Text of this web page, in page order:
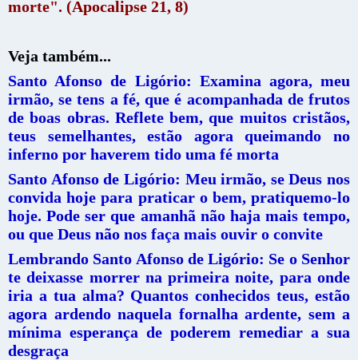
morte". (Apocalipse 21, 8)
Veja também...
Santo Afonso de Ligório: Examina agora, meu
irmão, se tens a fé, que é acompanhada de frutos
de boas obras. Reflete bem, que muitos cristãos,
teus semelhantes, estão agora queimando no
inferno por haverem tido uma fé morta
Santo Afonso de Ligório: Meu irmão, se Deus nos
convida hoje para praticar o bem, pratiquemo-lo
hoje. Pode ser que amanhã não haja mais tempo,
ou que Deus não nos faça mais ouvir o convite
Lembrando Santo Afonso de Ligório: Se o Senhor
te deixasse morrer na primeira noite, para onde
iria a tua alma? Quantos conhecidos teus, estão
agora ardendo naquela fornalha ardente, sem a
mínima esperança de poderem remediar a sua
desgraça